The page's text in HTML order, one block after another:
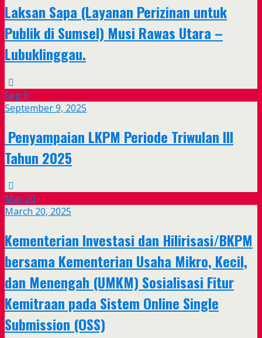
Laksan Sapa (Layanan Perizinan untuk
Publik di Sumsel) Musi Rawas Utara –
Lubuklinggau.
Sep 9
September 9, 2025
Penyampaian LKPM Periode Triwulan III
Tahun 2025
Mar 20
March 20, 2025
Kementerian Investasi dan Hilirisasi/BKPM
bersama Kementerian Usaha Mikro, Kecil,
dan Menengah (UMKM) Sosialisasi Fitur
Kemitraan pada Sistem Online Single
Submission (OSS)